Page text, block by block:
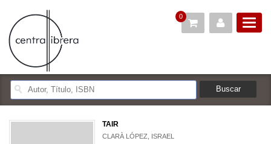
0
TAIR
CLARÀ LÓPEZ, ISRAEL